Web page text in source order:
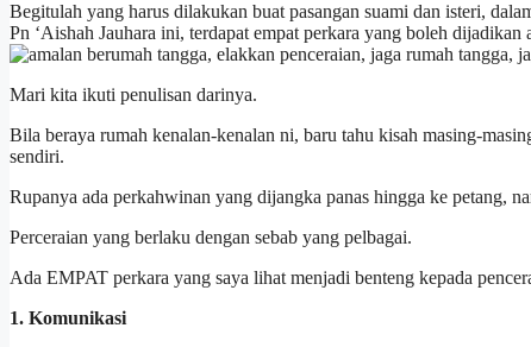
Begitulah yang harus dilakukan buat pasangan suami dan isteri,
Pn ‘Aishah Jauhara ini, terdapat empat perkara yang boleh
Mari kita ikuti penulisan darinya.
Bila beraya rumah kenalan-kenalan ni, baru tahu kisah masing-
sendiri.
Rupanya ada perkahwinan yang dijangka panas hingga ke petang,
Perceraian yang berlaku dengan sebab yang pelbagai.
Ada EMPAT perkara yang saya lihat menjadi benteng kepada
1. Komunikasi